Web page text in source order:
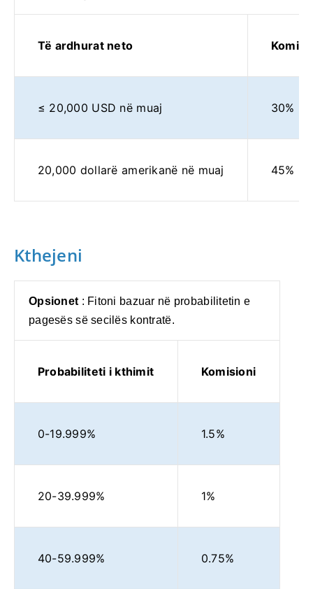
Të ardhurat neto
≤ 20,000 USD në muaj 30%
20,000 dollarë amerikanë në muaj 45%
Kthejeni
Opsionet : Fitoni bazuar në probabilitetin e
pagesës së secilës kontratë.
Probabiliteti i kthimit Komisioni
0-19.999% 1.5%
20-39.999% 1%
40-59.999% 0.75%